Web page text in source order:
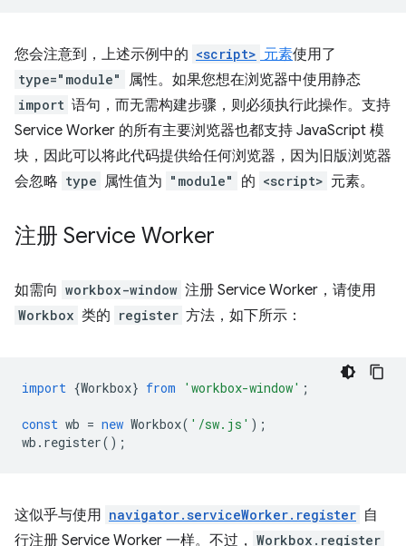
您会注意到，上述示例中的 <script> 元素使用了
type="module" 属性。如果您想在浏览器中使用静态
import 语句，而无需构建步骤，则必须执行此操作。支持
Service Worker 的所有主要浏览器也都支持 JavaScript 模
块，因此可以将此代码提供给任何浏览器，因为旧版浏览器
会忽略 type 属性值为 "module" 的 <script> 元素。
注册 Service Worker
如需向 workbox-window 注册 Service Worker，请使用
Workbox 类的 register 方法，如下所示：
import {Workbox} from 'workbox-window' ;
const wb = new Workbox( '/sw.js' );
wb . register();
这似乎与使用 navigator.serviceWorker.register 自
行注册 Service Worker 一样。不过， Workbox.register